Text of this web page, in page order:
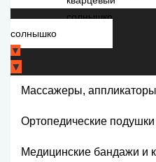
солнышко
▼
▼
Массажеры, аппликаторы
Ортопедические
Медицинские бандажи и